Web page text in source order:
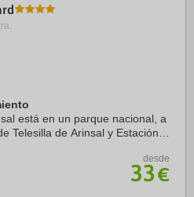
está en un parque nacional, a
Telesilla de Arinsal y Estación
desde
33€